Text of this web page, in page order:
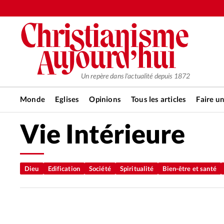
Un repère dans l'actualité depuis 1872
Monde Eglises Opinions Tous les articles Faire
RUBRIQUES
Tous les articles
Actualité
Vie Intérieure
Dieu Edification Société Spiritualité Bien-être et santé